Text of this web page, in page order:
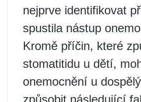
nejprve identifikovat
spustila nástup
Kromě příčin, které
stomatitidu u dětí,
onemocnění u
způsobit následující